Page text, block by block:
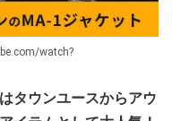
watch?
タウンユースからアウ